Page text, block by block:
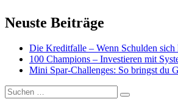
Neuste Beiträge
Die Kreditfalle – Wenn Schulden
100 Champions – Investieren mit
Mini Spar-Challenges: So bringst du
Suchen
nach:
Suchen